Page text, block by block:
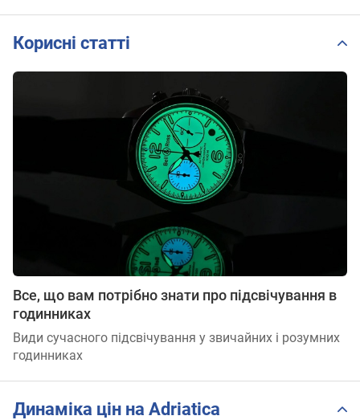
Корисні статті
Все, що вам потрібно знати про підсвічування в
годинниках
Види сучасного підсвічування у звичайних і розумних
годинниках
Динаміка цін на Adriatica